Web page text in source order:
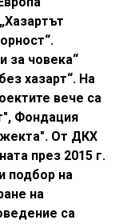
за човека“
хазарт“. На
вече са
Фондация
От ДКХ
през 2015 г.
подбор на
на
са